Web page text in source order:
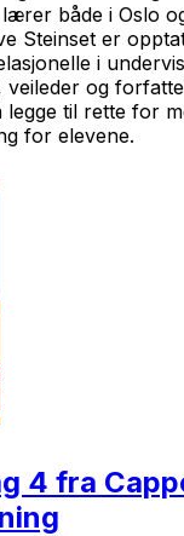
både i Oslo
Steinset er
i
og
legge til rette for
for elevene.
4 fra